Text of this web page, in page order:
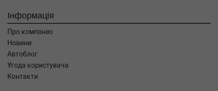
Інформація
Про компанію
Новини
Автоблог
Угода користувача
Контакти